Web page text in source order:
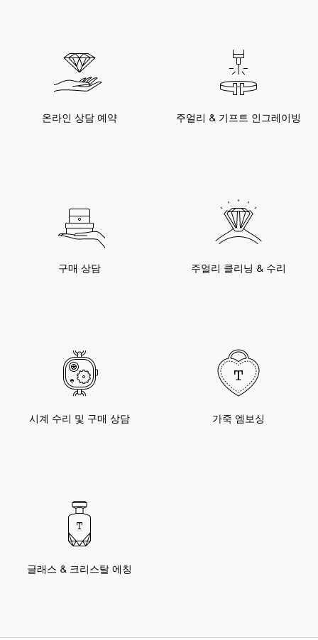
온라인 상담 예약 주얼리 & 기프트 인그레이빙
구매 상담 주얼리 클리닝 & 수리
시계 수리 및 구매 상담 가죽 엠보싱
글래스 & 크리스탈 에칭